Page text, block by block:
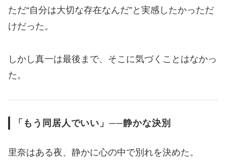
ただ“自分は大切な存在なんだ”と実感したかっただ
けだった。
しかし真一は最後まで、そこに気づくことはなかっ
た。
「もう同居人でいい」──静かな決別
里奈はある夜、静かに心の中で別れを決めた。